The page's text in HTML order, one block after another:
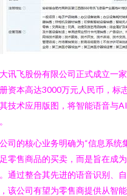
讯飞股份有限公司正式成立一
资本高达3000万元人民币，标
技术应用版图，将智能语音与
司的核心业务明确为“信息系统
零售商品的买卖，而是旨在成
通过整合其先进的语音识别、
该公司有望为零售商提供从智